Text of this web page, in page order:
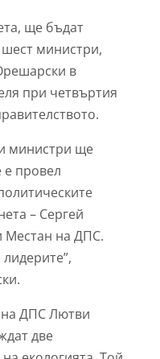
ще бъдат
министри,
в
при четвъртия
министри ще
провел
– Сергей
на ДПС.
ДПС Лютви
две